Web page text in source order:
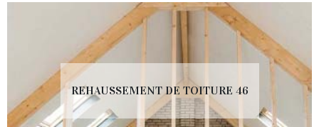
REHAUSSEMENT DE TOITURE 46